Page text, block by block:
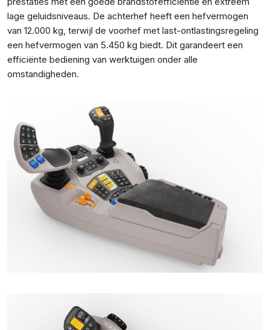
lage geluidsniveaus. De achterhef heeft een hefvermogen
van 12.000 kg, terwijl de voorhef met last-ontlastingsregeling
een hefvermogen van 5.450 kg biedt. Dit garandeert een
efficiënte bediening van werktuigen onder alle
omstandigheden.